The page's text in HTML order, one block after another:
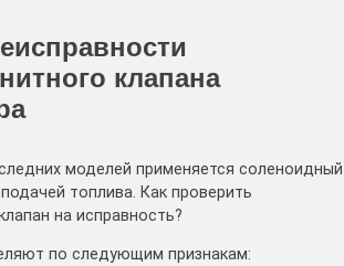
клапана
моделей применяется соленоидный
топлива. Как проверить
на исправность?
по следующим признакам: